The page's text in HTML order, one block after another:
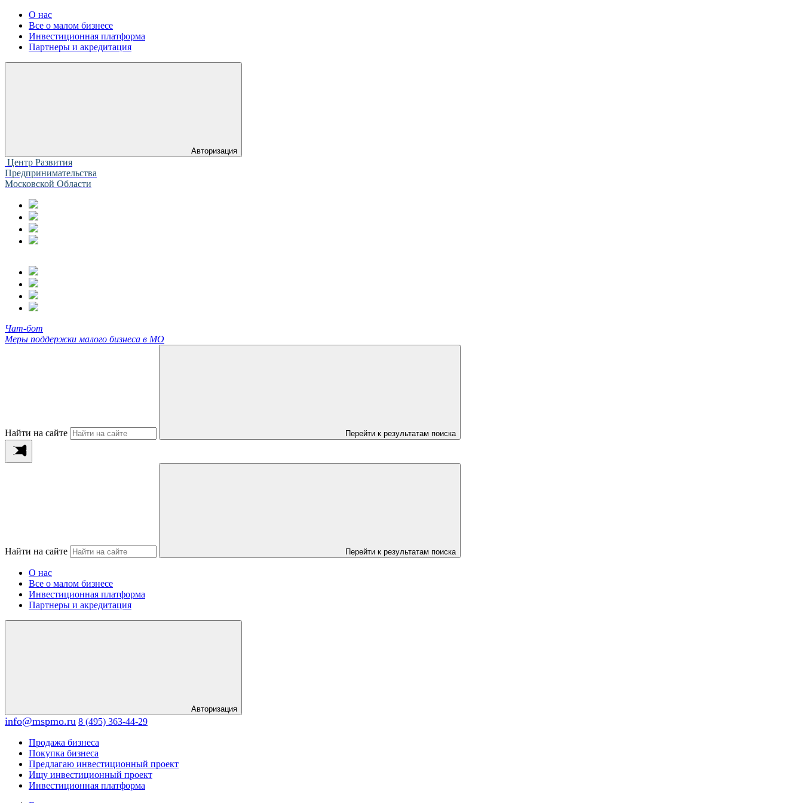
О нас
Все о малом бизнесе
Инвестиционная платформа
Партнеры и акредитация
Авторизация
Центр Развития
Предпринимательства
Московской Области
Чат-бот
Меры поддержки малого бизнеса в МО
Найти на сайте Перейти к результатам поиска
Найти на сайте Перейти к результатам поиска
О нас
Все о малом бизнесе
Инвестиционная платформа
Партнеры и акредитация
Авторизация
info@mspmo.ru 8 (495) 363-44-29
Продажа бизнеса
Покупка бизнеса
Предлагаю инвестиционный проект
Ищу инвестиционный проект
Инвестиционная платформа